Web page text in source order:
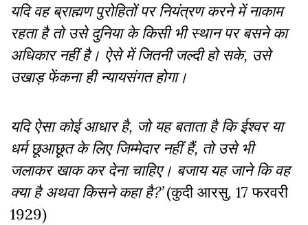
यदि वह ब्राह्मण पुरोहितों पर नियंत्रण करने में नाकाम
रहता है तो उसे दुनिया के किसी भी स्थान पर बसने का
अधिकार नहीं है। ऐसे में जितनी जल्दी हो सके, उसे
उखाड़ फेंकना ही न्यायसंगत होगा।
यदि ऐसा कोई आधार है, जो यह बताता है कि ईश्वर या
धर्म छूआछूत के लिए जिम्मेदार नहीं हैं, तो उसे भी
जलाकर खाक कर देना चाहिए। बजाय यह जाने कि वह
क्या है अथवा किसने कहा है?’(कुदी आरसु, 17 फरवरी
1929)